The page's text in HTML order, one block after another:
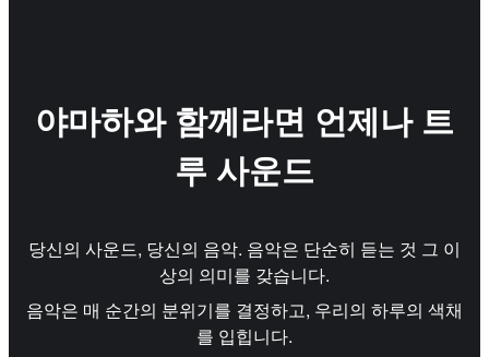
야마하와 함께라면 언제나 트
루 사운드
당신의 사운드, 당신의 음악. 음악은 단순히 듣는 것 그 이
상의 의미를 갖습니다.
음악은 매 순간의 분위기를 결정하고, 우리의 하루의 색채
를 입힙니다.